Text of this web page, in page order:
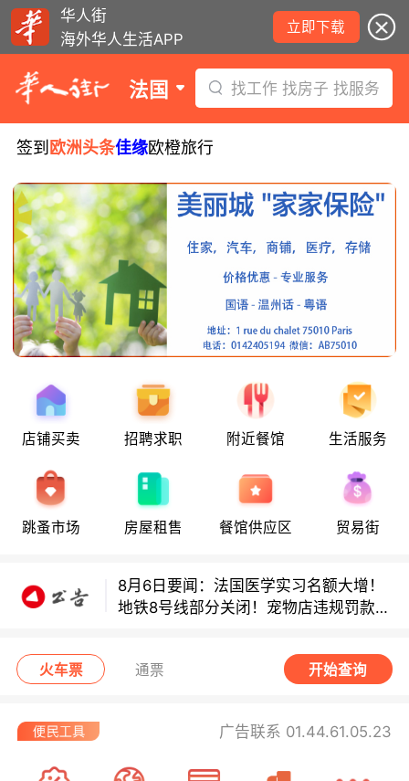
华人街
海外华人生活APP
立即下载
法国 找工作 找房子 找服务
签到 欧洲头条佳缘欧橙旅行
店铺买卖 招聘求职 附近餐馆 生活服务
跳蚤市场 房屋租售 餐馆供应区 贸易街
8月6日要闻：法国医学实习名额大增！
炉！
巴黎地铁音乐家海选启动！
8月6日要闻：法国医学实习名额大增！
地铁8号线部分关闭！宠物店违规罚款出
炉！
巴黎地铁音乐家海选启动！
火车票 通票 开始查询
广告联系 01.44.61.05.23